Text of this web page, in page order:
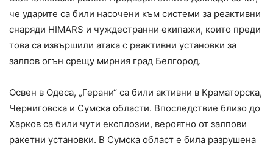
че ударите са били насочени към системи за реактивни
снаряди HIMARS и чуждестранни екипажи, които преди
това са извършили атака с реактивни установки за
залпов огън срещу мирния град Белгород.
Освен в Одеса, „Герани“ са били активни в Краматорска,
Черниговска и Сумска области. Впоследствие близо до
Харков са били чути експлозии, вероятно от залпови
ракетни установки. В Сумска област е била разрушена